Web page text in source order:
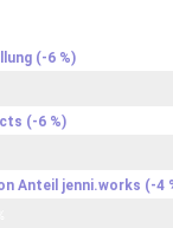
(-6 %)
(-6 %)​
Anteil jenni.works (-4